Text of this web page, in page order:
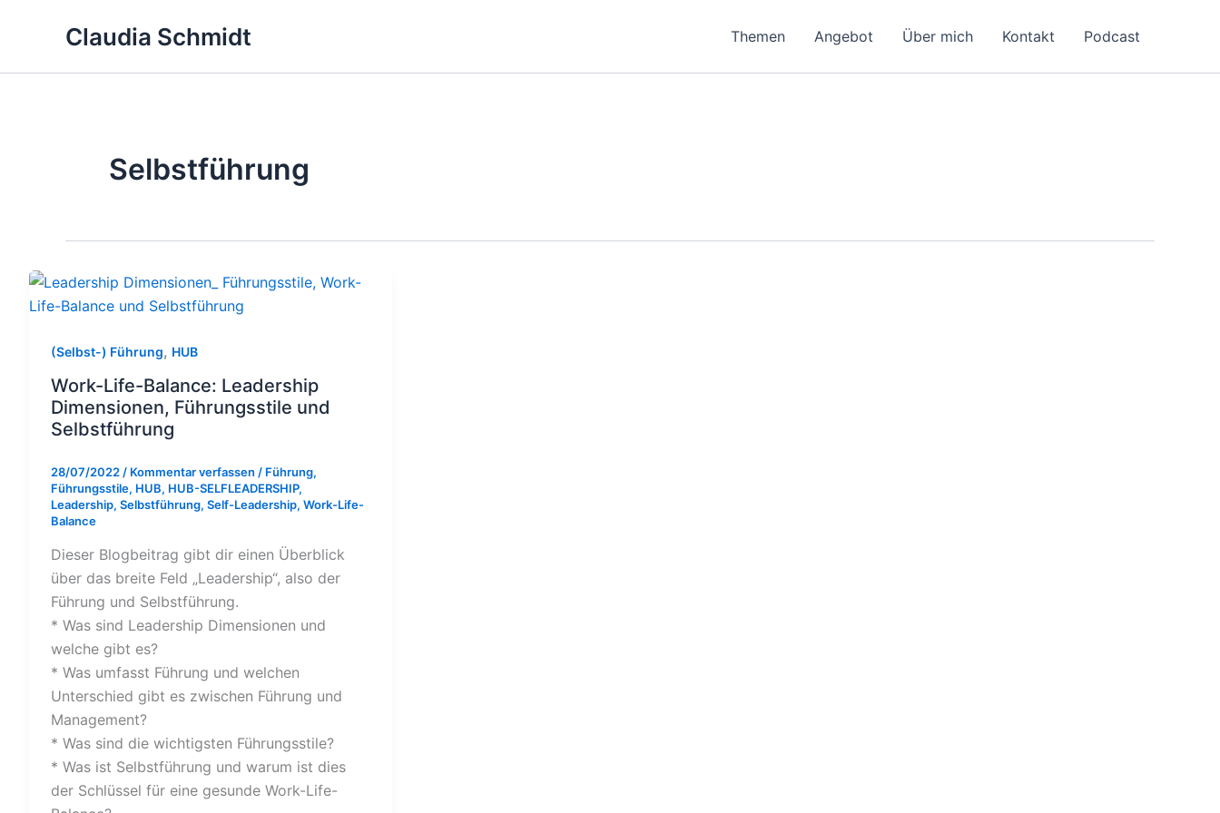
Claudia Schmidt Themen Angebot Über mich Kontakt Podcast
Selbstführung
(Selbst-) Führung, HUB
Work-Life-Balance: Leadership
Dimensionen, Führungsstile und
Selbstführung
28/07/2022 / Kommentar verfassen / Führung,
Führungsstile, HUB, HUB-SELFLEADERSHIP,
Leadership, Selbstführung, Self-Leadership, Work-Life-
Balance
Dieser Blogbeitrag gibt dir einen Überblick
über das breite Feld „Leadership“, also der
Führung und Selbstführung.
* Was sind Leadership Dimensionen und
welche gibt es?
* Was umfasst Führung und welchen
Unterschied gibt es zwischen Führung und
Management?
* Was sind die wichtigsten Führungsstile?
* Was ist Selbstführung und warum ist dies
der Schlüssel für eine gesunde Work-Life-